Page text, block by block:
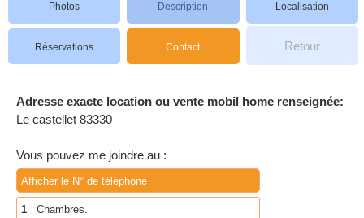
Photos Description Localisation
Réservations Contact Retour
Adresse exacte location ou vente mobil home renseignée:
Le castellet 83330
Vous pouvez me joindre au :
Afficher le N° de téléphone
1 Chambres.